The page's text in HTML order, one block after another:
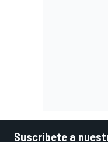
Suscríbete a